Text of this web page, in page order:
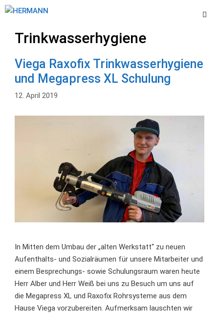
Zum
Trinkwasserhygiene
Viega Raxofix Trinkwasserhygiene
und Megapress XL Schulung
12. April 2019
In Mitten dem Umbau der „alten Werkstatt“ zu neuen
Aufenthalts- und Sozialräumen für unsere Mitarbeiter und
einem Besprechungs- sowie Schulungsraum waren heute
Herr Alber und Herr Weiß bei uns zu Besuch um uns auf
die Megapress XL und Raxofix Rohrsysteme aus dem
Hause Viega vorzubereiten. Aufmerksam lauschten wir